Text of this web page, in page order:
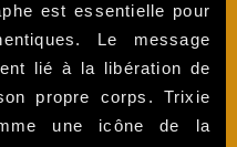
est essentielle pour
Le message
lié à la libération de
propre corps. Trixie
une icône de la